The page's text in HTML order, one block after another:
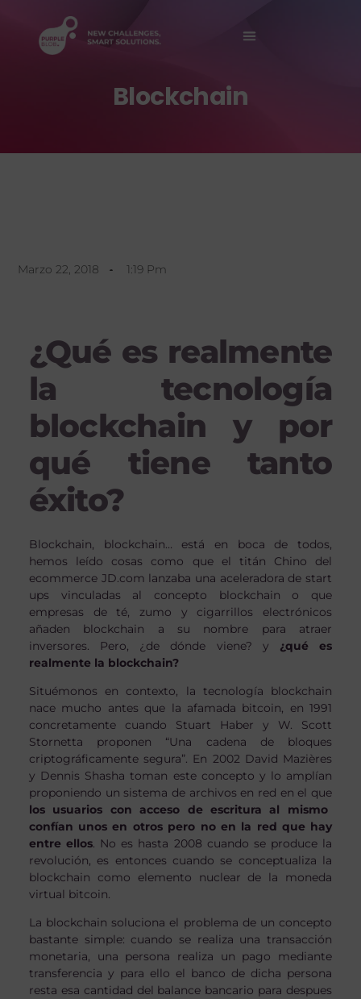
Blockchain
Marzo 22, 2018 1:19 Pm
¿Qué es realmente
la tecnología
blockchain y por
qué tiene tanto
éxito?
Blockchain, blockchain… está en boca de todos,
hemos leído cosas como que el titán Chino del
ecommerce JD.com lanzaba una aceleradora de start
ups vinculadas al concepto blockchain o que
empresas de té, zumo y cigarrillos electrónicos
añaden blockchain a su nombre para atraer
inversores. Pero, ¿de dónde viene? y ¿qué es
realmente la blockchain?
Situémonos en contexto, la tecnología blockchain
nace mucho antes que la afamada bitcoin, en 1991
concretamente cuando Stuart Haber y W. Scott
Stornetta proponen “Una cadena de bloques
criptográficamente segura”. En 2002 David Mazières
y Dennis Shasha toman este concepto y lo amplían
proponiendo un sistema de archivos en red en el que
los usuarios con acceso de escritura al mismo
confían unos en otros pero no en la red que hay
entre ellos. No es hasta 2008 cuando se produce la
revolución, es entonces cuando se conceptualiza la
blockchain como elemento nuclear de la moneda
virtual bitcoin.
La blockchain soluciona el problema de un concepto
bastante simple: cuando se realiza una transacción
monetaria, una persona realiza un pago mediante
transferencia y para ello el banco de dicha persona
resta esa cantidad del balance bancario para despues